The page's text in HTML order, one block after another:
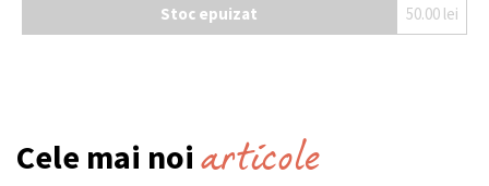
Stoc epuizat 50.00 lei
Cele mai noi articole